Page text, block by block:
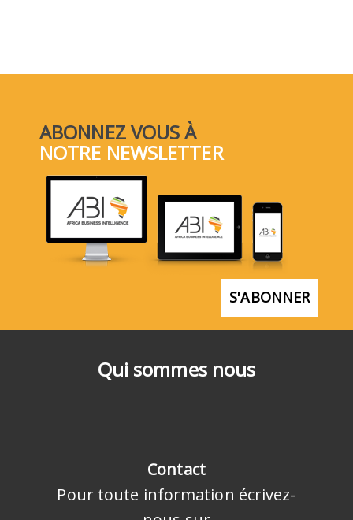
Qui sommes nous
Contact
Pour toute information écrivez-
ABONNEZ VOUS À
NOTRE NEWSLETTER
S'ABONNER